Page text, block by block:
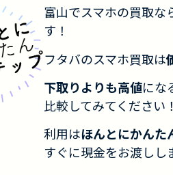
富山でスマホの買取な
す！
フタバのスマホ買取は
下取りよりも高値にな
比較してみてください！
利用はほんとにかんた
すぐに現金をお渡しし